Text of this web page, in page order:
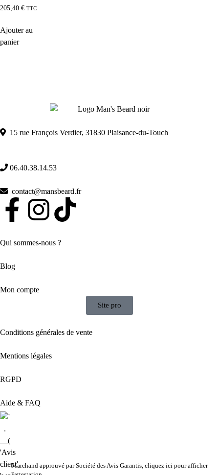
205,40 € TTC
Ajouter au
panier
15 rue François Verdier, 31830 Plaisance-du-Touch
06.40.38.14.53
contact@mansbeard.fr
Qui sommes-nous ?
Blog
Mon compte
Site pro
Conditions générales de vente
Mentions légales
RGPD
Aide & FAQ
Marchand approuvé par Société des Avis Garantis, cliquez ici pour afficher